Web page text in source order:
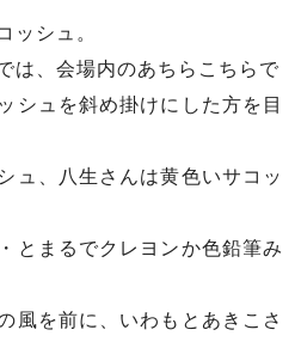
ッシュ。
は、会場内のあちらこちらで
シュを斜め掛けにした方を目
ュ、八生さんは黄色いサコッ
とまるでクレヨンか色鉛筆み
風を前に、いわもとあきこさ